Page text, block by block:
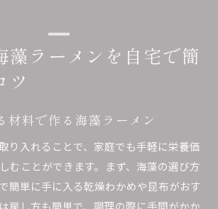
藻ラーメンを自宅で簡
ツ
材料で作る海藻ラーメン
り入れることで、家庭でも手軽に栄養価
むことができます。まず、海藻の選び方
簡単に手に入る乾燥わかめや昆布がおす